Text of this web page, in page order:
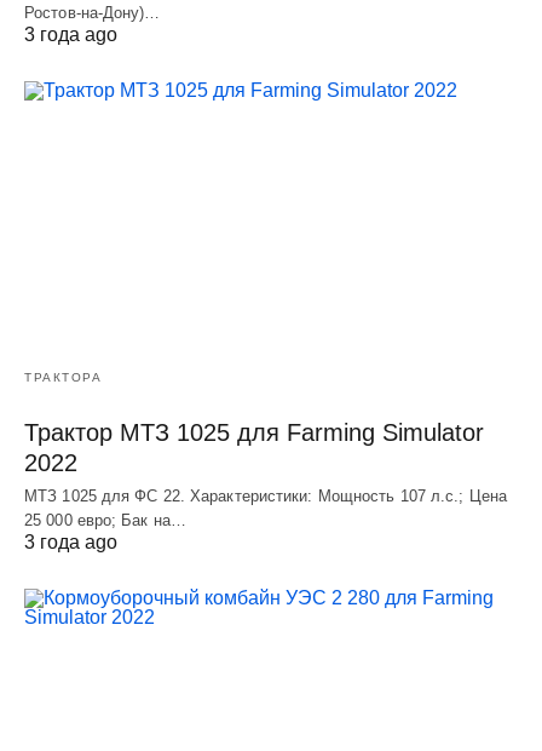
Ростов-на-Дону)…
3 года ago
ТРАКТОРА
Трактор МТЗ 1025 для Farming Simulator
2022
МТЗ 1025 для ФС 22. Характеристики: Мощность 107 л.c.; Цена
25 000 евро; Бак на…
3 года ago